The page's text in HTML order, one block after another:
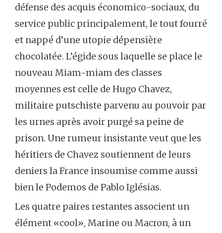
défense des acquis économico-sociaux, du
service public principalement, le tout fourré
et nappé d’une utopie dépensière
chocolatée. L’égide sous laquelle se place le
nouveau Miam-miam des classes
moyennes est celle de Hugo Chavez,
militaire putschiste parvenu au pouvoir par
les urnes après avoir purgé sa peine de
prison. Une rumeur insistante veut que les
héritiers de Chavez soutiennent de leurs
deniers la France insoumise comme aussi
bien le Podemos de Pablo Iglésias.
Les quatre paires restantes associent un
élément «cool», Marine ou Macron, à un